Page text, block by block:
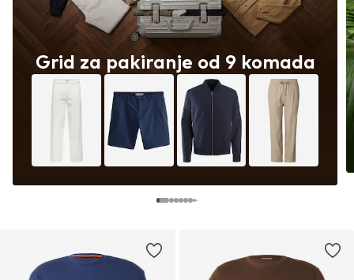
Grid za pakiranje od 9 komada